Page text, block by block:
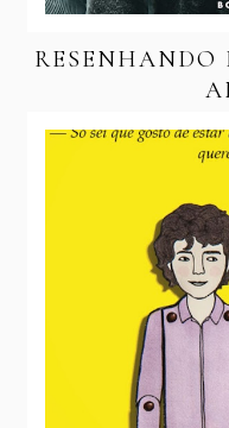
RESENHANDO